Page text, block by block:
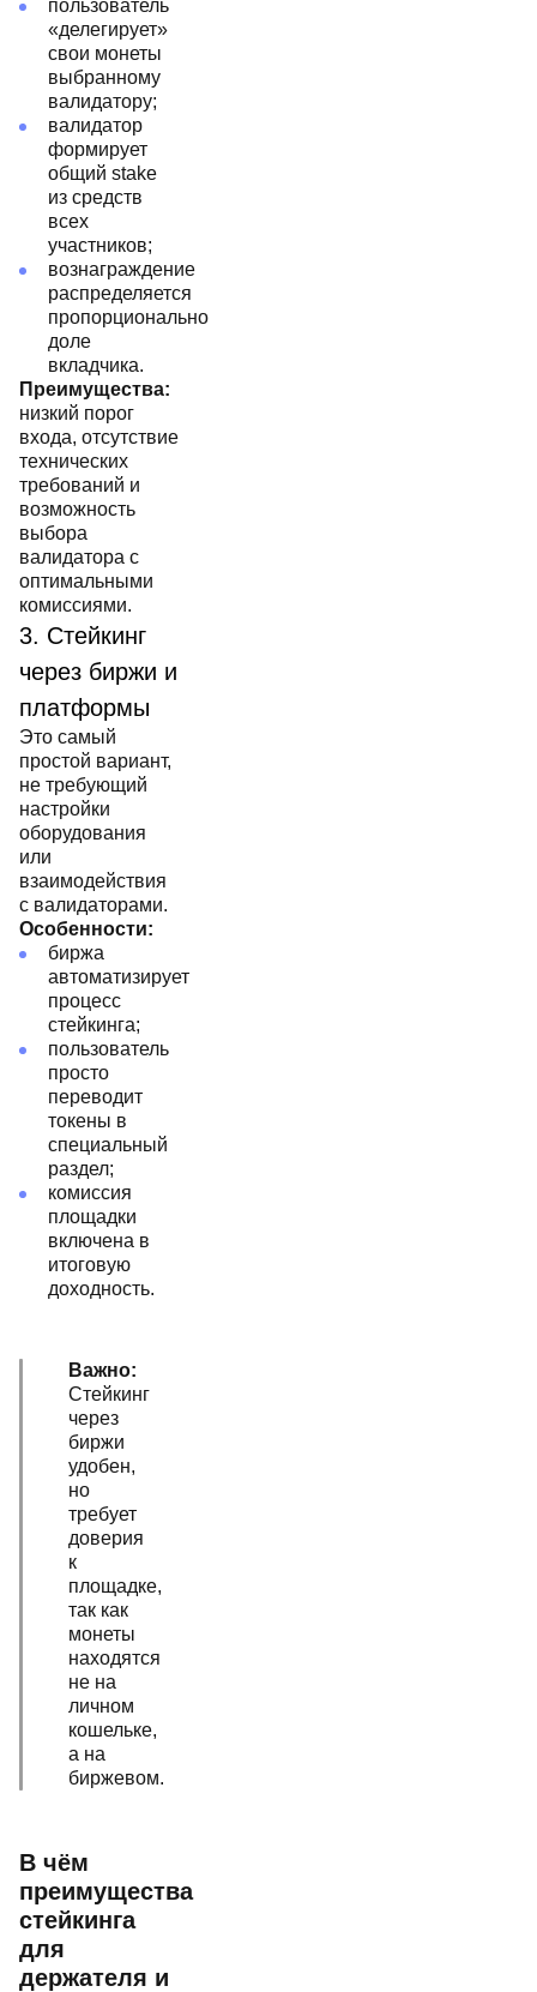
пользователь
«делегирует»
свои монеты
выбранному
валидатору;
валидатор
формирует
общий stake
из средств
всех
участников;
вознаграждение
распределяется
пропорционально
доле
вкладчика.
Преимущества:
низкий порог
входа, отсутствие
технических
требований и
возможность
выбора
валидатора с
оптимальными
комиссиями.
3. Стейкинг
через биржи и
платформы
Это самый
простой вариант,
не требующий
настройки
оборудования
или
взаимодействия
с валидаторами.
Особенности:
биржа
автоматизирует
процесс
стейкинга;
пользователь
просто
переводит
токены в
специальный
раздел;
комиссия
площадки
включена в
итоговую
доходность.
Важно:
Стейкинг
через
биржи
удобен,
но
требует
доверия
к
площадке,
так как
монеты
находятся
не на
личном
кошельке,
а на
биржевом.
В чём
преимущества
стейкинга
для
держателя и